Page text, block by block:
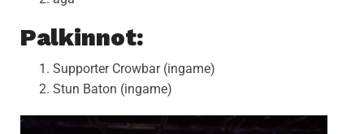
Palkinnot:
Supporter Crowbar (ingame)
Stun Baton (ingame)